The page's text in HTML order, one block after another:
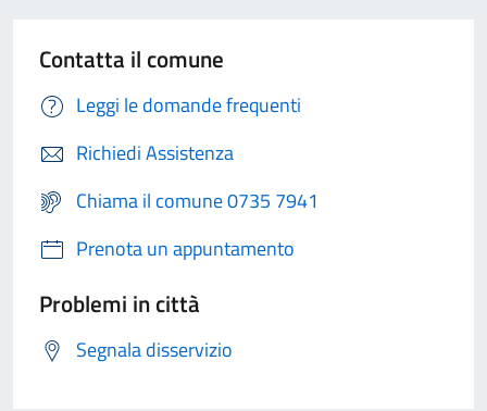
Contatta il comune
Leggi le domande frequenti
Richiedi Assistenza
Chiama il comune 0735 7941
Prenota un appuntamento
Problemi in città
Segnala disservizio